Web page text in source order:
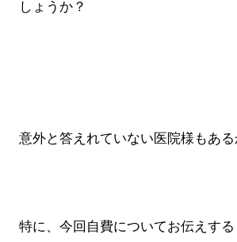
しょうか？
意外と答えれていない医院様もある
特に、今回自費についてお伝えする